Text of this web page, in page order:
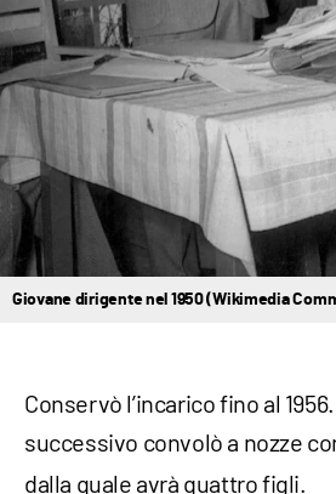
Giovane dirigente nel 1950 (Wikimedia
Conservò l’incarico fino al 1956.
successivo convolò a nozze
dalla quale avrà quattro figli.